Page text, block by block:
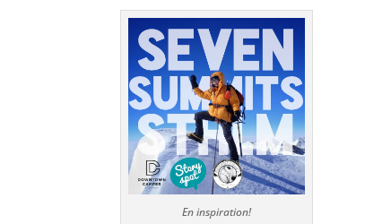
En inspiration!